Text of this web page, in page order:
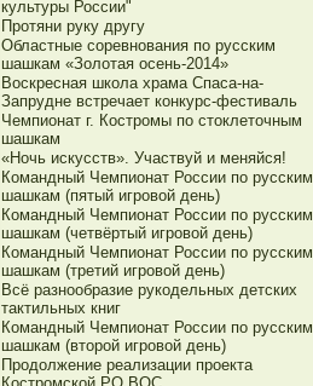
культуры России"
Протяни руку другу
Областные соревнования по русским
шашкам «Золотая осень-2014»
Воскресная школа храма Спаса-на-
Запрудне встречает конкурс-фестиваль
Чемпионат г. Костромы по стоклеточным
шашкам
«Ночь искусств». Участвуй и меняйся!
Командный Чемпионат России по русским
шашкам (пятый игровой день)
Командный Чемпионат России по русским
шашкам (четвёртый игровой день)
Командный Чемпионат России по русским
шашкам (третий игровой день)
Всё разнообразие рукодельных детских
тактильных книг
Командный Чемпионат России по русским
шашкам (второй игровой день)
Продолжение реализации проекта